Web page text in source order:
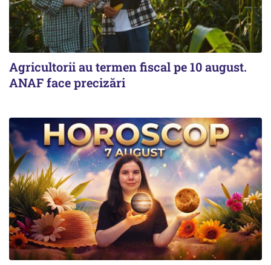
Agricultorii au termen fiscal pe 10 august.
ANAF face precizări